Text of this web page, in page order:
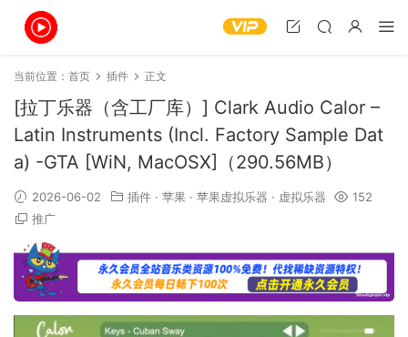
当前位置： 首页 插件 正文
[拉丁乐器（含工厂库）] Clark Audio Calor –
Latin Instruments (Incl. Factory Sample Dat
a) -GTA [WiN, MacOSX]（290.56MB）
2026-06-02 插件 · 苹果 · 苹果虚拟乐器 · 虚拟乐器
152
推广